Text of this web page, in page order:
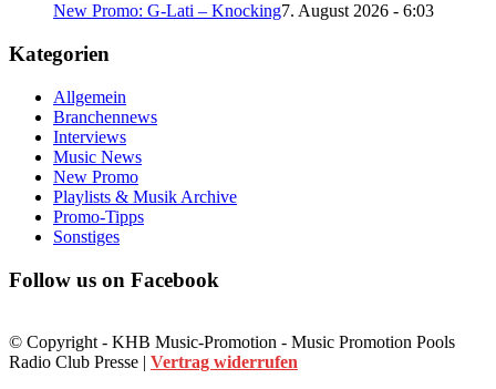
New Promo: G-Lati – Knocking7. August 2026 - 6:03
Kategorien
Allgemein
Branchennews
Interviews
Music News
New Promo
Playlists & Musik Archive
Promo-Tipps
Sonstiges
Follow us on Facebook
© Copyright - KHB Music-Promotion - Music Promotion Pools
Radio Club Presse | Vertrag widerrufen